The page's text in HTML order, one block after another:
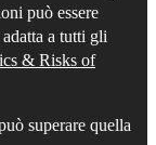
può essere
a tutti gli
& Risks of
superare quella